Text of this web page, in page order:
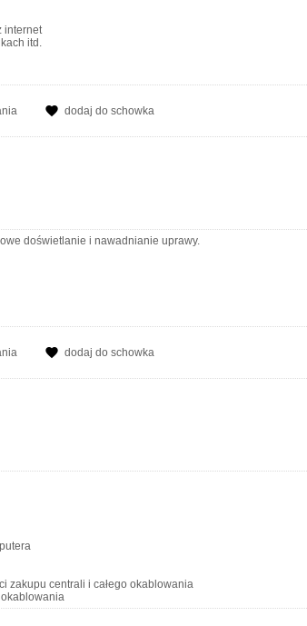
internet
itd.
dodaj do schowka
doświetlanie i nawadnianie uprawy.
dodaj do schowka
zakupu centrali i całego okablowania